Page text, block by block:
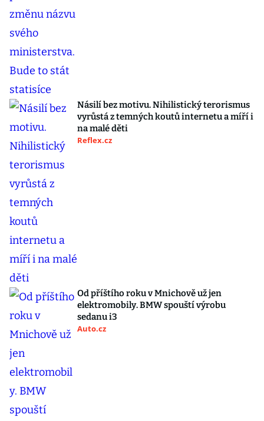
Násilí bez motivu. Nihilistický terorismus
vyrůstá z temných koutů internetu a míří i
na malé děti
Reflex.cz
Od příštího roku v Mnichově už jen
elektromobily. BMW spouští výrobu
sedanu i3
Auto.cz